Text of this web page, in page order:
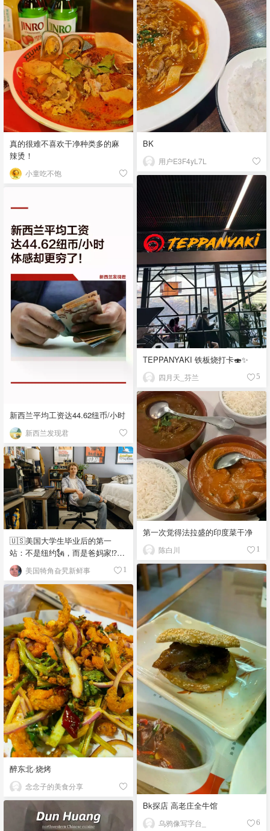
真的很难不喜欢干净种类多的麻
辣烫！
小童吃不饱
BK
用户E3F4yL7L
TEPPANYAKI 铁板烧打卡🍣✨
四月天_芬兰 5
新西兰平均工资达44.62纽币/小时
新西兰发现君
第一次觉得法拉盛的印度菜干净
陈白川 1
🇺🇸美国大学生毕业后的第一
站：不是纽约🗽，而是爸妈家⁉️😂
🏠
美国犄角旮旯新鲜事 1
Bk探店 高老庄全牛馆
乌鸦像写字台_ 6
醉东北·烧烤
念念子的美食分享